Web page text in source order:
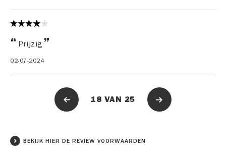
Prijzig
02-07-2024
18 VAN 25
BEKIJK HIER DE REVIEW VOORWAARDEN